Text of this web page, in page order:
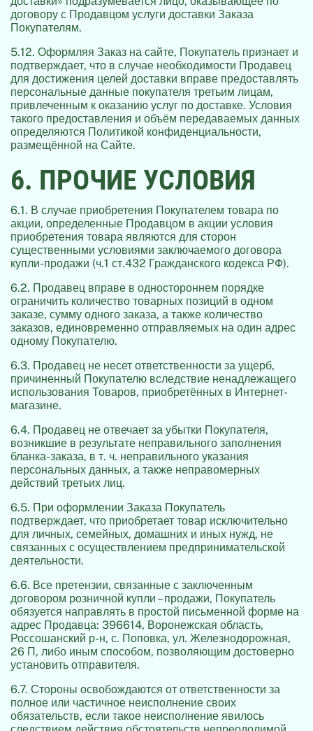
договору с Продавцом услуги доставки Заказа
Покупателям.
5.12. Оформляя Заказ на сайте, Покупатель признает и
подтверждает, что в случае необходимости Продавец
для достижения целей доставки вправе предоставлять
персональные данные покупателя третьим лицам,
привлеченным к оказанию услуг по доставке. Условия
такого предоставления и объём передаваемых данных
определяются Политикой конфиденциальности,
размещённой на Сайте.
6. ПРОЧИЕ УСЛОВИЯ
6.1. В случае приобретения Покупателем товара по
акции, определенные Продавцом в акции условия
приобретения товара являются для сторон
существенными условиями заключаемого договора
купли-продажи (ч.1 ст.432 Гражданского кодекса РФ).
6.2. Продавец вправе в одностороннем порядке
ограничить количество товарных позиций в одном
заказе, сумму одного заказа, а также количество
заказов, единовременно отправляемых на один адрес
одному Покупателю.
6.3. Продавец не несет ответственности за ущерб,
причиненный Покупателю вследствие ненадлежащего
использования Товаров, приобретённых в Интернет-
магазине.
6.4. Продавец не отвечает за убытки Покупателя,
возникшие в результате неправильного заполнения
бланка-заказа, в т. ч. неправильного указания
персональных данных, а также неправомерных
действий третьих лиц.
6.5. При оформлении Заказа Покупатель
подтверждает, что приобретает товар исключительно
для личных, семейных, домашних и иных нужд, не
связанных с осуществлением предпринимательской
деятельности.
6.6. Все претензии, связанные с заключенным
договором розничной купли – продажи, Покупатель
обязуется направлять в простой письменной форме на
адрес Продавца: 396614, Воронежская область,
Россошанский р-н, с. Поповка, ул. Железнодорожная,
26 П, либо иным способом, позволяющим достоверно
установить отправителя.
6.7. Стороны освобождаются от ответственности за
полное или частичное неисполнение своих
обязательств, если такое неисполнение явилось